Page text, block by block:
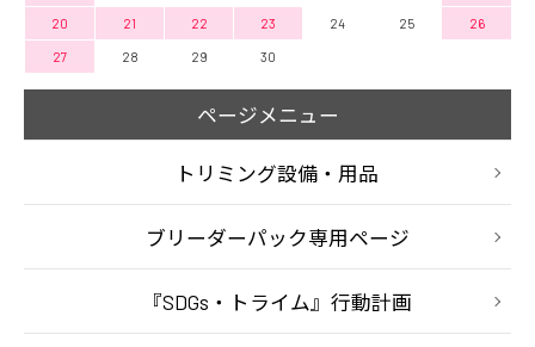
20 21 22 23 24 25 26
27 28 29 30
ページメニュー
トリミング設備・用品
ブリーダーパック専用ページ
『SDGs・トライム』行動計画